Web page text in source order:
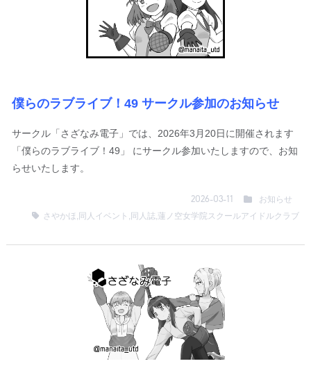
僕らのラブライブ！49 サークル参加のお知らせ
サークル「さざなみ電子」では、2026年3月20日に開催されます
「僕らのラブライブ！49」 にサークル参加いたしますので、お知
らせいたします。
2026-03-11
お知らせ
さやかほ , 同人イベント , 同人誌,蓮ノ空女学院スクールアイドルクラブ